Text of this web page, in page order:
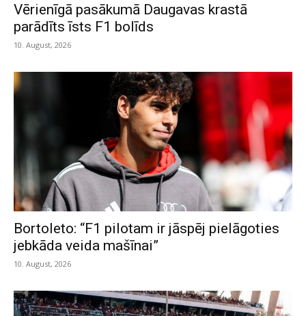
Vērienīgā pasākumā Daugavas krastā
parādīts īsts F1 bolīds
10. August, 2026
Bortoleto: “F1 pilotam ir jāspēj pielāgoties
jebkāda veida mašīnai”
10. August, 2026